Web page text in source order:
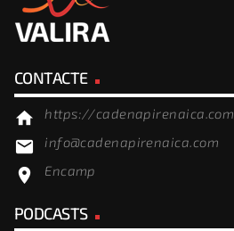
CONTACTE
home https://cadenapirenaica.com
email info@cadenapirenaica.com
location_on Encamp
PODCASTS